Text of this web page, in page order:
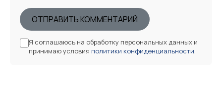
ОТПРАВИТЬ КОММЕНТАРИЙ
Я соглашаюсь на обработку персональных данных и
принимаю условия политики конфиденциальности.